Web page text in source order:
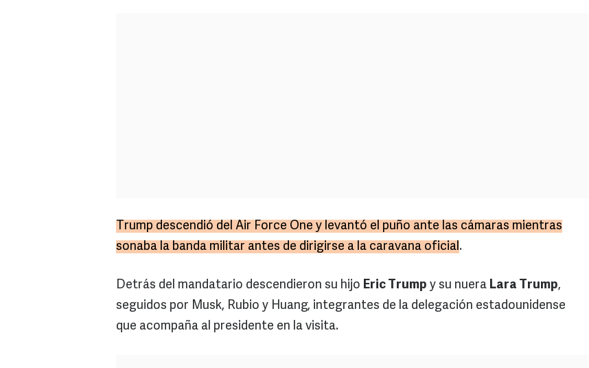
Trump descendió del Air Force One y levantó el puño ante las cámaras mientras
sonaba la banda militar antes de dirigirse a la caravana oficial.
Detrás del mandatario descendieron su hijo Eric Trump y su nuera Lara Trump,
seguidos por Musk, Rubio y Huang, integrantes de la delegación estadounidense
que acompaña al presidente en la visita.